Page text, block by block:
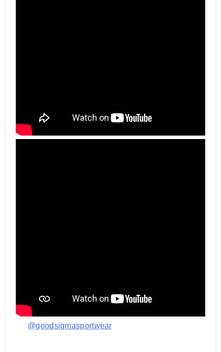
@goodsigmasportwear